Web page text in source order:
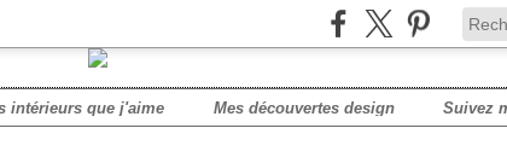
intérieurs que j'aime Mes découvertes design